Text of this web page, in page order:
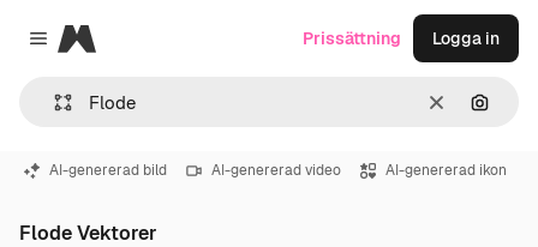
Close menu
Magnific
RensaSök
Prissättning Logga in
AI-genererad bild AI-genererad video AI-genererad ikon
Flode Vektorer